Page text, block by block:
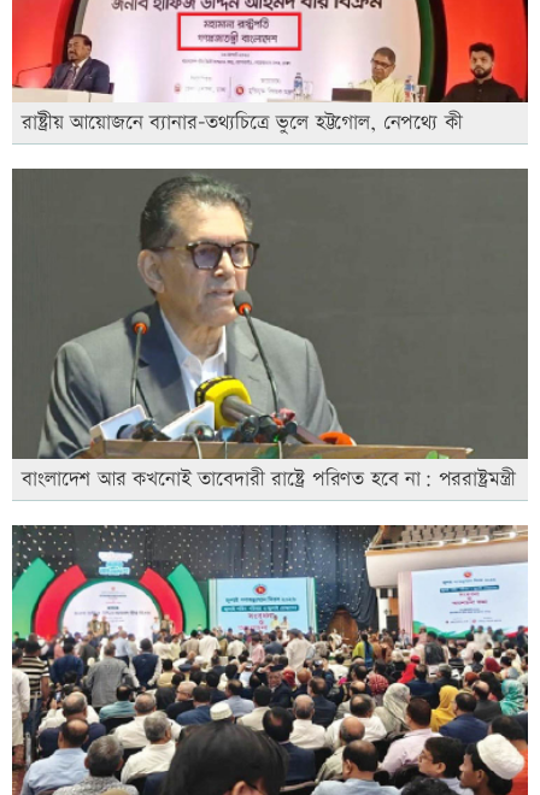
রাষ্ট্রীয় আয়োজনে ব্যানার-তথ্যচিত্রে ভুলে হট্টগোল, নেপথ্যে কী
বাংলাদেশ আর কখনোই তাবেদারী রাষ্ট্রে পরিণত হবে না: পররাষ্ট্রমন্ত্রী